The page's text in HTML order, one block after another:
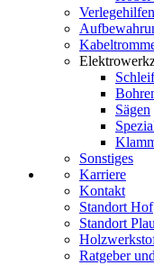
Sägen
Sonstiges
Karriere
Kontakt
Standort Hof
Standort
Ratgeber